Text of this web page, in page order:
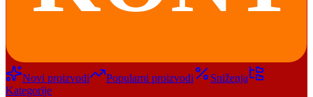
Novi proizvodi Popularni proizvodi
Sniženja
Kategorije